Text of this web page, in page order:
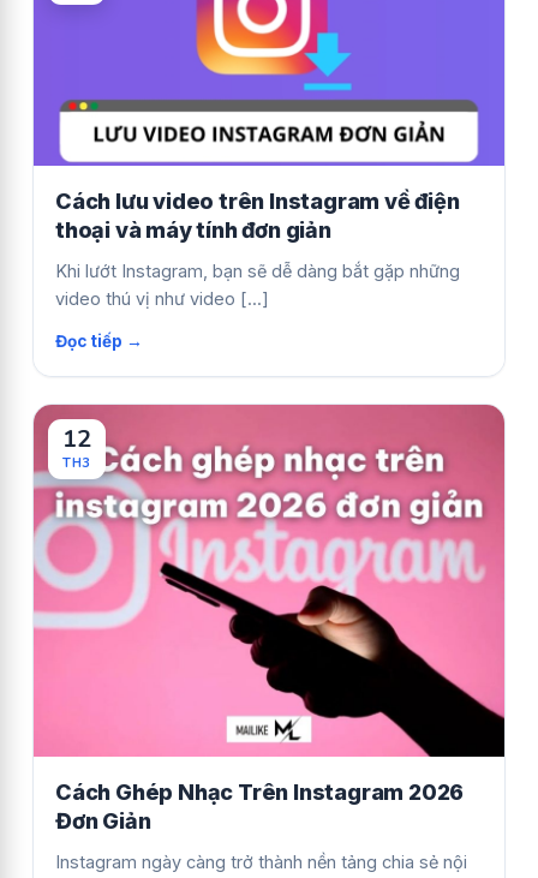
Cách lưu video trên Instagram về điện
thoại và máy tính đơn giản
Khi lướt Instagram, bạn sẽ dễ dàng bắt gặp những
video thú vị như video [...]
Cách Ghép Nhạc Trên Instagram 2026
Đơn Giản
Instagram ngày càng trở thành nền tảng chia sẻ nội
12
TH3